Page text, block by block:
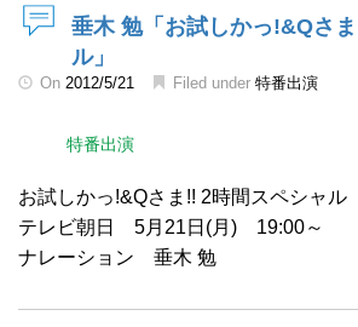
垂木 勉「お試しかっ!&Qさ
ル」
On 2012/5/21 Filed under 特番出演
特番出演
お試しかっ!&Qさま!! 2時間スペシャル
テレビ朝日 5月21日(月) 19:00～
ナレーション 垂木 勉